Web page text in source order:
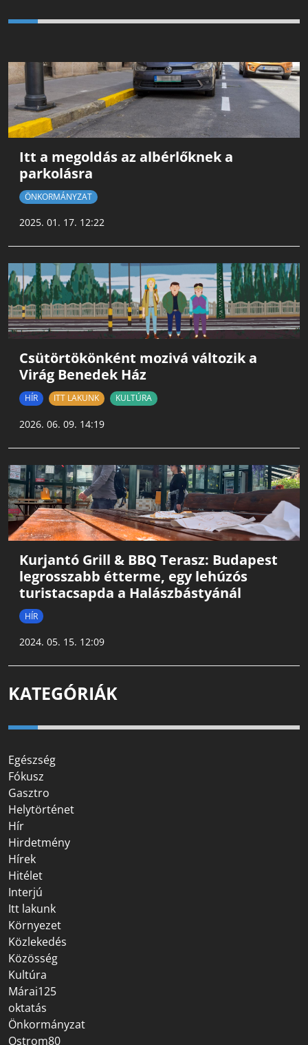
Itt a megoldás az albérlőknek a
parkolásra
ÖNKORMÁNYZAT
2025. 01. 17. 12:22
Csütörtökönként mozivá változik a
Virág Benedek Ház
HÍR ITT LAKUNK KULTÚRA
2026. 06. 09. 14:19
Kurjantó Grill & BBQ Terasz: Budapest
legrosszabb étterme, egy lehúzós
turistacsapda a Halászbástyánál
HÍR
2024. 05. 15. 12:09
KATEGÓRIÁK
Egészség
Fókusz
Gasztro
Helytörténet
Hír
Hirdetmény
Hírek
Hitélet
Interjú
Itt lakunk
Környezet
Közlekedés
Közösség
Kultúra
Márai125
oktatás
Önkormányzat
Ostrom80